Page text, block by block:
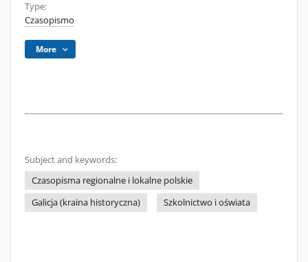
Type:
Czasopismo
More
Subject and keywords:
Czasopisma regionalne i lokalne polskie
Galicja (kraina historyczna)
Szkolnictwo i oświata